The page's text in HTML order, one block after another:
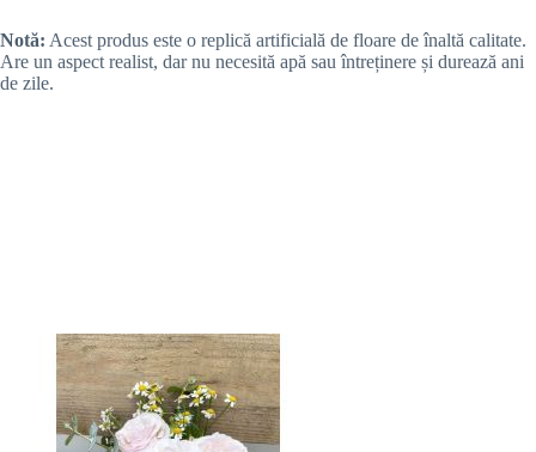
Notă: Acest produs este o replică artificială de floare de înaltă calitate.
Are un aspect realist, dar nu necesită apă sau întreținere și durează ani
de zile.